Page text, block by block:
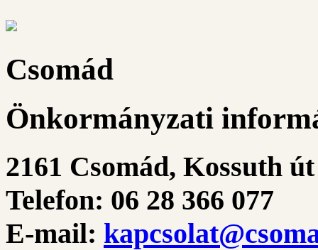
Csomád
Önkormányzati
2161 Csomád, Kossuth
Telefon: 06 28 366 077
E-mail: